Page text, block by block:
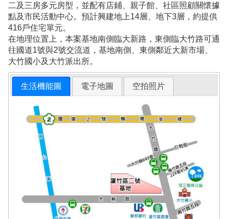
二及三房多元房型，並配有店鋪、親子館、社區照顧關懷據
點及市民活動中心。預計興建地上14層、地下3層，約提供
416戶住宅單元。
在地理位置上，本案基地南側臨大新路，東側臨大竹路可通
往國道1號與2號交流道，基地南側、東側鄰近大新市場、
大竹國小及大竹派出所。
生活機能圖 電子地圖 空拍照片